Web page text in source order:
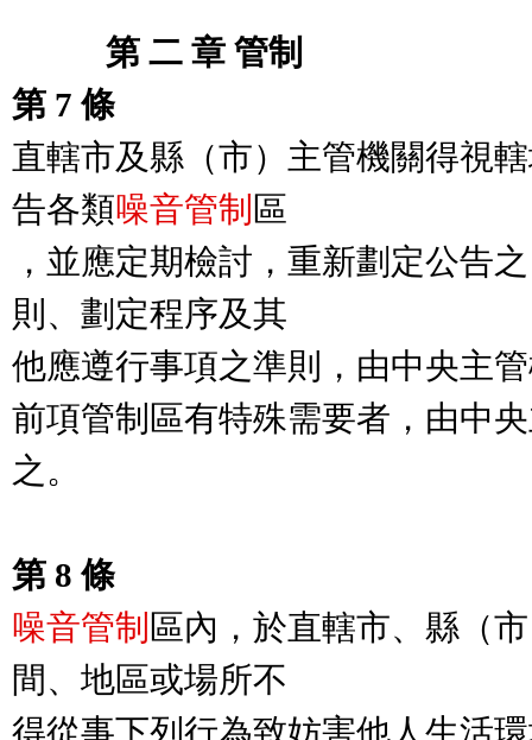
第 二 章 管制
第 7 條
直轄市及縣（市）主管機關得視
告各類噪音管制 區
，並應定期檢討，重新劃定公告
則、劃定程序及其
他應遵行事項之準則，由中央主
前項管制區有特殊需要者，由中
之。
第 8 條
噪音管制 區內，於直轄市、縣（
間、地區或場所不
得從事下列行為致妨害他人生活